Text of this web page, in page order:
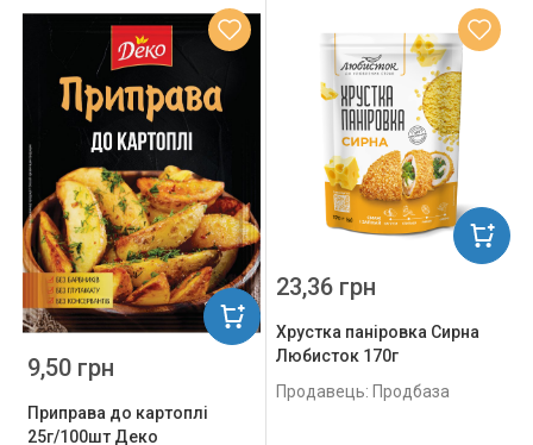
Приправа до картоплі
25г/100шт Деко
9,50 грн
Хрустка паніровка Сирна
Любисток 170г
Продавець: Продбаза
23,36 грн